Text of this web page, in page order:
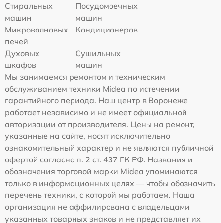
Стиральных
машин
Посудомоечных
машин
Микроволновых
печей
Кондиционеров
Духовых
шкафов
Сушильных
машин
Мы занимаемся ремонтом и техническим
обслуживанием техники Midea по истечении
гарантийного периода. Наш центр в Воронеже
работает независимо и не имеет официальной
авторизации от производителя. Цены на ремонт,
указанные на сайте, носят исключительно
ознакомительный характер и не являются публичной
офертой согласно п. 2 ст. 437 ГК РФ. Названия и
обозначения торговой марки Midea упоминаются
только в информационных целях — чтобы обозначить
перечень техники, с которой мы работаем. Наша
организация не аффилирована с владельцами
указанных товарных знаков и не представляет их